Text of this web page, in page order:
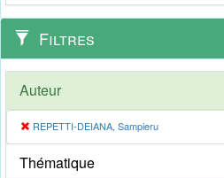
Filtres
Auteur
REPETTI-DEIANA, Sampieru
Thématique